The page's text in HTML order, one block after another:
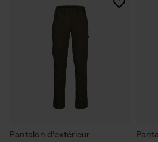
Pantalon d’extérieur
Sauvegarder les
pour traitement
Cookies statistiques